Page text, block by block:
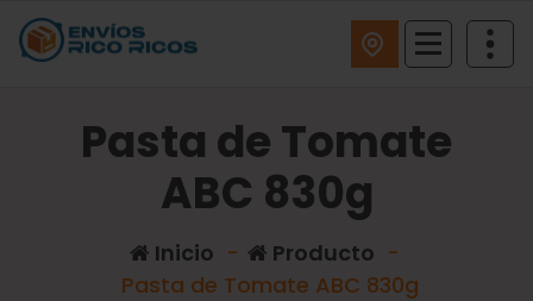
Pasta de Tomate
ABC 830g
Inicio - Producto -
Pasta de Tomate ABC 830g